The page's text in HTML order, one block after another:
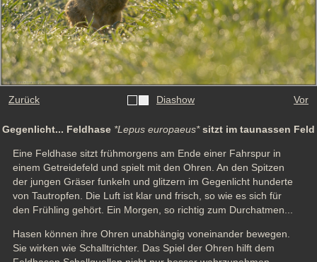
Zurück Diashow Vor
Gegenlicht... Feldhase *Lepus europaeus*sitzt im taunassen Feld
Eine Feldhase sitzt frühmorgens am Ende einer Fahrspur in
einem Getreidefeld und spielt mit den Ohren. An den Spitzen
der jungen Gräser funkeln und glitzern im Gegenlicht hunderte
von Tautropfen. Die Luft ist klar und frisch, so wie es sich für
den Frühling gehört. Ein Morgen, so richtig zum Durchatmen...
Hasen können ihre Ohren unabhängig voneinander bewegen.
Sie wirken wie Schalltrichter. Das Spiel der Ohren hilft dem